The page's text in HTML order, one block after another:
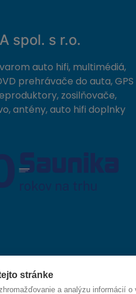
stránke
a analýzu informácií
spol. s r.o.
auto hifi, multimédiá,
prehrávače do auta, GPS
zosilňovače,
antény, auto hifi doplnky
spol. s r.o. Zlatovská 1783, 911